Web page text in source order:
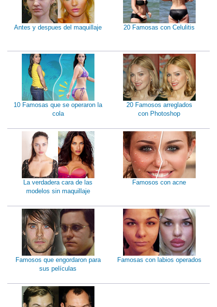
Antes y despues del maquillaje 20 Famosas con Celulitis
10 Famosas que se operaron la
cola
20 Famosos arreglados
con Photoshop
La verdadera cara de las
modelos sin maquillaje
Famosos con acne
Famosos que engordaron para
sus películas
Famosas con labios operados